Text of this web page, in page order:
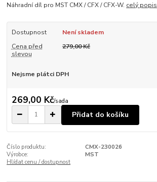
Náhradní díl pro MST CMX / CFX / CFX-W. celý popis
Dostupnost
Není skladem
Cena před
slevou
279,00 Kč
Nejsme plátci DPH
269,00 Kč/sada
Přidat do košíku
Číslo produktu:
CMX-230026
Výrobce:
MST
Hlídat cenu / dostupnost